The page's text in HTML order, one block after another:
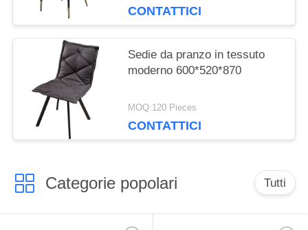
CONTATTICI
Sedie da pranzo in tessuto
moderno 600*520*870
MOQ:120 Pieces
CONTATTICI
Categorie popolari Tutti